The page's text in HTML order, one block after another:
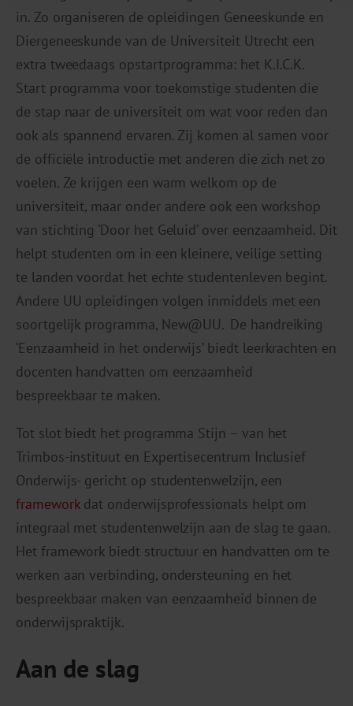
in. Zo organiseren de opleidingen Geneeskunde en
Diergeneeskunde van de Universiteit Utrecht een
extra tweedaags opstartprogramma: het K.I.C.K.
Start programma voor toekomstige studenten die
de stap naar de universiteit om wat voor reden dan
ook als spannend ervaren. Zij komen al samen voor
de officiële introductie met anderen die zich net zo
voelen. Ze krijgen een warm welkom op de
universiteit, maar onder andere ook een workshop
van stichting ‘Door het Geluid’ over eenzaamheid. Dit
helpt studenten om in een kleinere, veilige setting
te landen voordat het echte studentenleven begint.
Andere UU opleidingen volgen inmiddels met een
soortgelijk programma, New@UU. De handreiking
‘Eenzaamheid in het onderwijs’ biedt leerkrachten en
docenten handvatten om eenzaamheid
bespreekbaar te maken.
Tot slot biedt het programma Stijn – van het
Trimbos-instituut en Expertisecentrum Inclusief
Onderwijs- gericht op studentenwelzijn, een
frameworkdat onderwijsprofessionals helpt om
integraal met studentenwelzijn aan de slag te gaan.
Het framework biedt structuur en handvatten om te
werken aan verbinding, ondersteuning en het
bespreekbaar maken van eenzaamheid binnen de
onderwijspraktijk.
Aan de slag